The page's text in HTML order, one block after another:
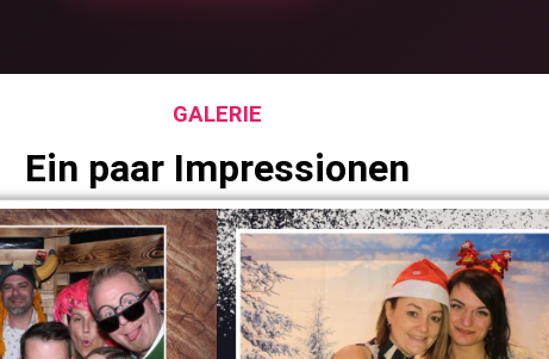
GALERIE
Ein paar Impressionen